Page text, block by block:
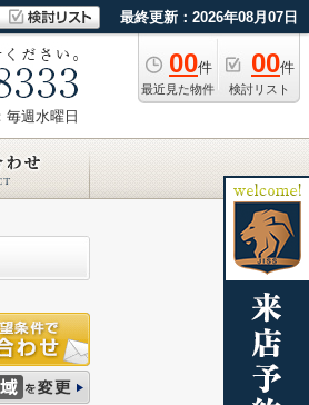
最終更新：2026年08月07日
00件
最近見た物件
00件
検討リスト
毎週水曜日